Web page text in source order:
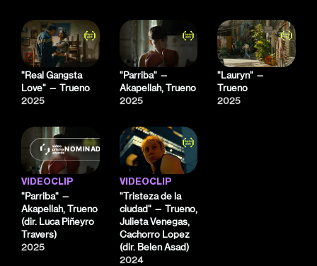
"Real Gangsta
Love" — Trueno
2025
"Parriba" —
Akapellah, Trueno
2025
"Lauryn" —
Trueno
2025
NOMINADO
VIDEOCLIP
"Parriba" —
Akapellah, Trueno
(dir. Luca Piñeyro
Travers)
2025
VIDEOCLIP
"Tristeza de la
ciudad" — Trueno,
Julieta Venegas,
Cachorro Lopez
(dir. Belen Asad)
2024